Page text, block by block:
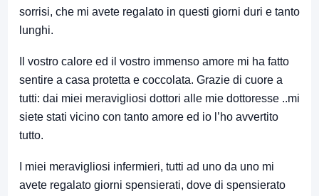
sorrisi, che mi avete regalato in questi giorni duri e tanto
lunghi.
Il vostro calore ed il vostro immenso amore mi ha fatto
sentire a casa protetta e coccolata. Grazie di cuore a
tutti: dai miei meravigliosi dottori alle mie dottoresse ..mi
siete stati vicino con tanto amore ed io l’ho avvertito
tutto.
I miei meravigliosi infermieri, tutti ad uno da uno mi
avete regalato giorni spensierati, dove di spensierato